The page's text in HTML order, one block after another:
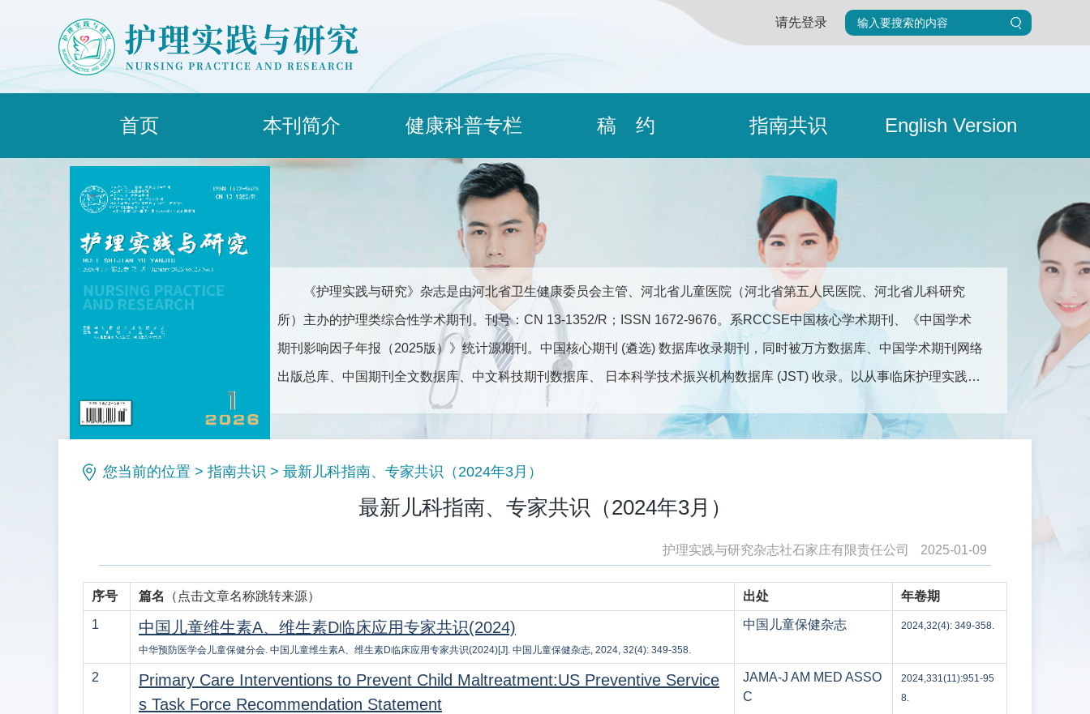
请先登录
首页 本刊简介 健康科普专栏 稿 约 指南共识 English Version
《护理实践与研究》杂志是由河北省卫生健康委员会主管、河北省儿童医院（河北省第五人民医院、河北省儿科研究
所）主办的护理类综合性学术期刊。刊号：CN 13-1352/R；ISSN 1672-9676。系RCCSE中国核心学术期刊、《中国学术
期刊影响因子年报（2025版）》统计源期刊。中国核心期刊 (遴选) 数据库收录期刊，同时被万方数据库、中国学术期刊网络
出版总库、中国期刊全文数据库、中文科技期刊数据库、 日本科学技术振兴机构数据库 (JST) 收录。以从事临床护理实践、
护理科学研究、护理管理及护理教学等护理专业群体为读者对象；以报道护理学科领域的研究成果、护理实践经验以及新理
论、新方法和新技术为主要内容。包括：论著、调查研究、专科护理实践、中医护理、护理管理、护理教育、综述、循证护
理等栏目。是护理专业人士获得专业前沿信息、理论知识、技术方法和开展学术交流的园地。
您当前的位置 > 指南共识 > 最新儿科指南、专家共识（2024年3月）
最新儿科指南、专家共识（2024年3月）
护理实践与研究杂志社石家庄有限责任公司 2025-01-09
序号 篇名 （点击文章名称跳转来源） 出处 年卷期
1 中国儿童维生素A、维生素D临床应用专家共识(2024)
中华预防医学会儿童保健分会. 中国儿童维生素A、维生素D临床应用专家共识(2024)[J]. 中国儿童保健杂志, 2024, 32(4): 349-358.
中国儿童保健杂志 2024,32(4): 349-358.
2
Primary Care Interventions to Prevent Child Maltreatment:US Preventive Service
s Task Force Recommendation Statement
JAMA-J AM MED ASSO
C
2024,331(11):951-95
8.